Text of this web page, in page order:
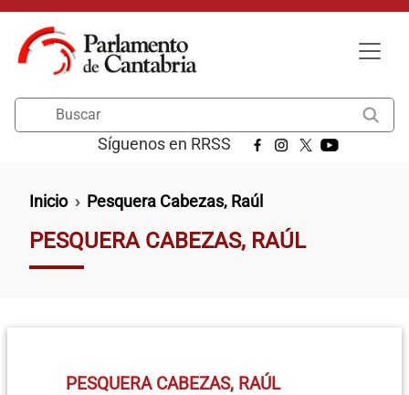
Pasar al contenido principal
Síguenos en RRSS
Ruta de navegación
Inicio Pesquera Cabezas, Raúl
PESQUERA CABEZAS, RAÚL
PESQUERA CABEZAS, RAÚL